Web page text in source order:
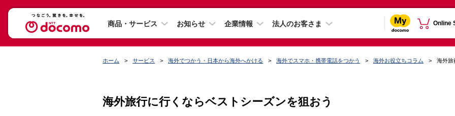
商品・サービス お知らせ 企業情報 法人のお客さま Online
ホーム サービス 海外でつかう・日本から海外へかける 海外でスマホ・携帯電話をつかう 海外お役立ちコラム 海外旅
海外旅行に行くならベストシーズンを狙おう